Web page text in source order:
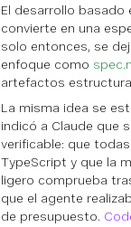
El desarrollo basado
convierte en una
solo entonces, se
enfoque como
artefactos
La misma idea se
indicó a Claude que
verificable: que
TypeScript y que la
ligero comprueba
que el agente
de presupuesto.